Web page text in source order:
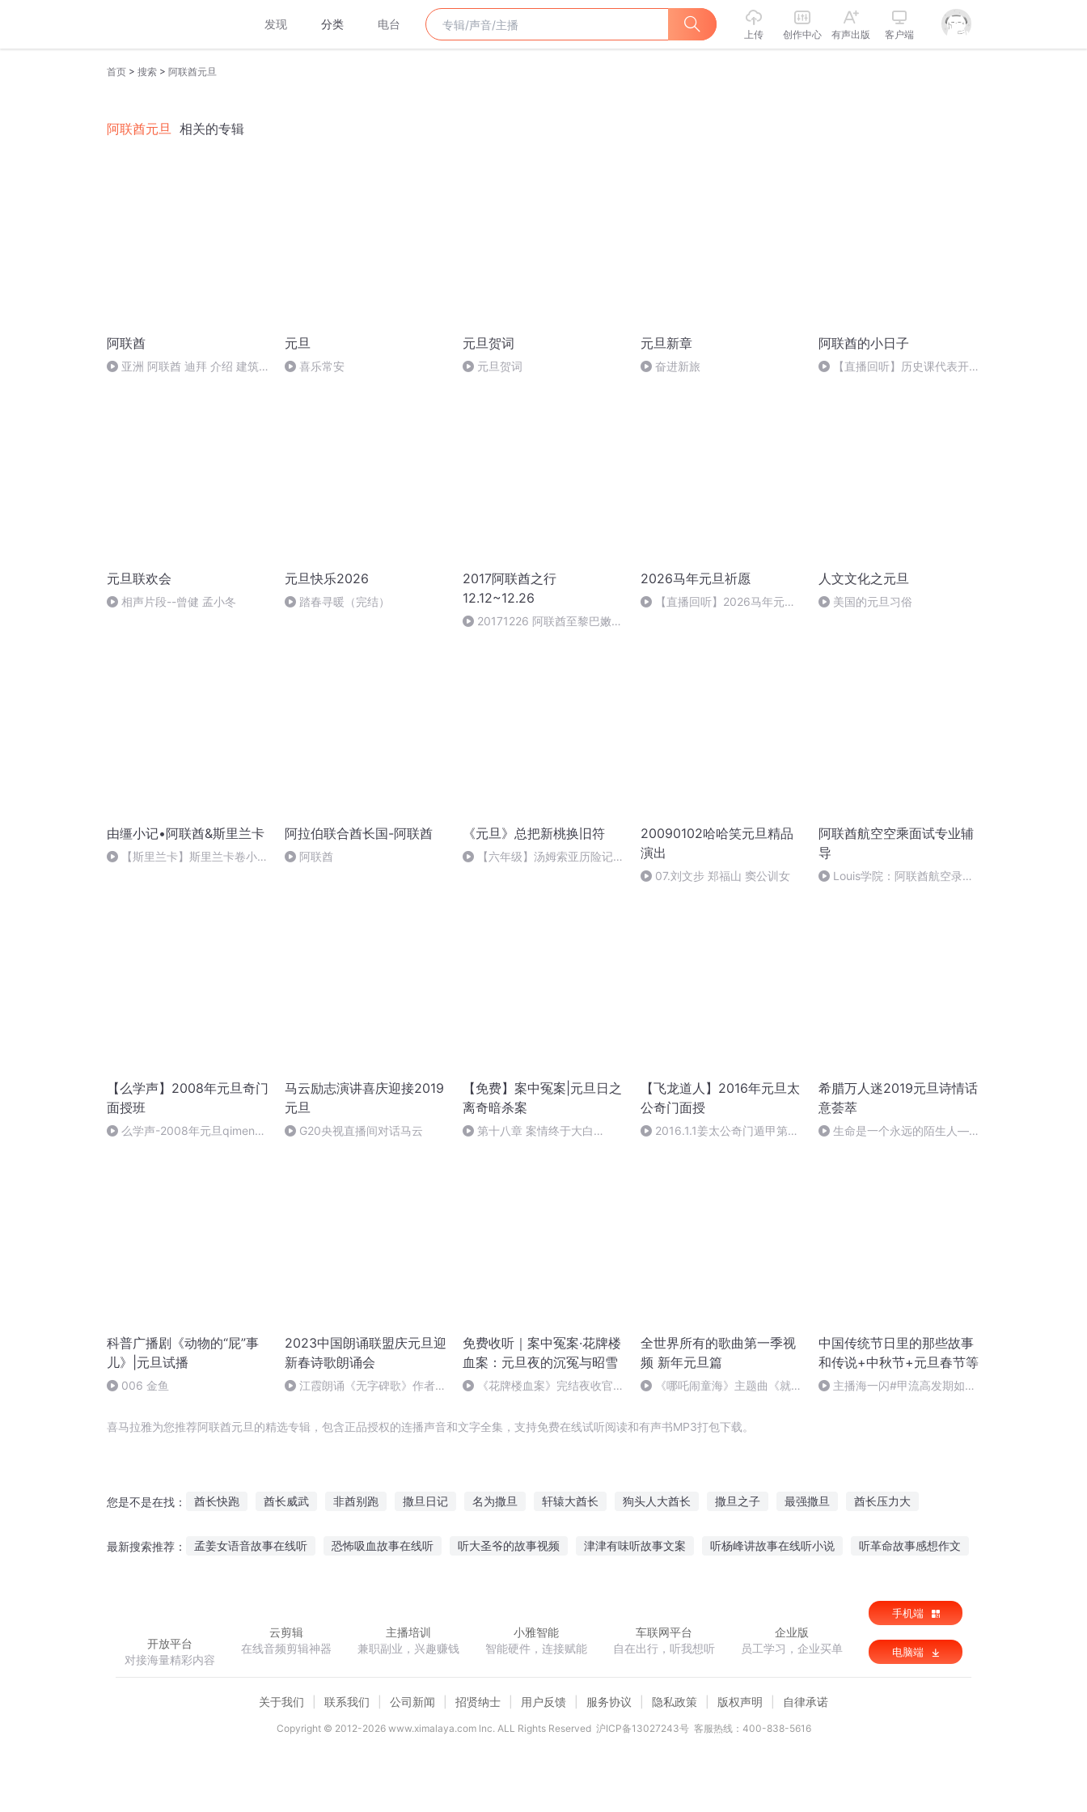
发现 分类 电台
上传 创作中心 有声出版 客户端
首页 > 搜索 > 阿联酋元旦
阿联酋元旦 相关的专辑
阿联酋
亚洲 阿联酋 迪拜 介绍 建筑
元旦
喜乐常安
元旦贺词
元旦贺词
元旦新章
奋进新旅
阿联酋的小日子
【直播回听】历史课代表开讲
元旦联欢会
相声片段--曾健 孟小冬
元旦快乐2026
踏春寻暖（完结）
2017阿联酋之行
12.12~12.26
20171226 阿联酋至黎巴嫩
2026马年元旦祈愿
【直播回听】2026马年元旦
人文文化之元旦
美国的元旦习俗
由缰小记•阿联酋&斯里兰卡
【斯里兰卡】斯里兰卡卷小结
阿拉伯联合酋长国-阿联酋
阿联酋
《元旦》总把新桃换旧符
【六年级】汤姆索亚历险记
20090102哈哈笑元旦精品
演出
07.刘文步 郑福山 窦公训女
阿联酋航空空乘面试专业辅
导
Louis学院：阿联酋航空录取
【么学声】2008年元旦奇门
面授班
么学声-2008年元旦qimen面
马云励志演讲喜庆迎接2019
元旦
G20央视直播间对话马云
【免费】案中冤案|元旦日之
离奇暗杀案
第十八章 案情终于大白
【飞龙道人】2016年元旦太
公奇门面授
2016.1.1姜太公奇门遁甲第一
希腊万人迷2019元旦诗情话
意荟萃
生命是一个永远的陌生人——
科普广播剧《动物的“屁”事
儿》|元旦试播
006 金鱼
2023中国朗诵联盟庆元旦迎
新春诗歌朗诵会
江霞朗诵《无字碑歌》作者：
免费收听｜案中冤案·花牌楼
血案：元旦夜的沉冤与昭雪
《花牌楼血案》完结夜收官，
全世界所有的歌曲第一季视
频 新年元旦篇
《哪吒闹童海》主题曲《就是
中国传统节日里的那些故事
和传说+中秋节+元旦春节等
主播海一闪#甲流高发期如何
喜马拉雅为您推荐阿联酋元旦的精选专辑，包含正品授权的连播声音和文字全集，支持免费在线试听阅读和有声书MP3打包下载。
您是不是在找： 酋长快跑 酋长威武 非酋别跑 撒旦日记 名为撒旦 轩辕大酋长 狗头人大酋长 撒旦之子 最强撒旦 酋长压力大
最新搜索推荐： 孟姜女语音故事在线听 恐怖吸血故事在线听 听大圣爷的故事视频 津津有味听故事文案 听杨峰讲故事在线听小说 听革命故事感想作文
开放平台
对接海量精彩内容
云剪辑
在线音频剪辑神器
主播培训
兼职副业，兴趣赚钱
小雅智能
智能硬件，连接赋能
车联网平台
自在出行，听我想听
企业版
员工学习，企业买单
手机端
电脑端
关于我们 联系我们 公司新闻 招贤纳士 用户反馈 服务协议 隐私政策 版权声明 自律承诺
Copyright © 2012-2026www.ximalaya.com lnc. ALL Rights Reserved 沪ICP备13027243号 客服热线：400-838-5616